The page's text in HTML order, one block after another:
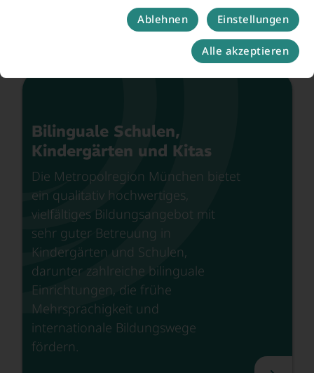
Bilinguale Schulen,
Kindergärten und Kitas
Die Metropolregion München bietet
ein qualitativ hochwertiges,
vielfältiges Bildungsangebot mit
sehr guter Betreuung in
Kindergärten und Schulen,
darunter zahlreiche bilinguale
Einrichtungen, die frühe
Mehrsprachigkeit und
internationale Bildungswege
fördern.
Ablehnen Einstellungen
Alle akzeptieren